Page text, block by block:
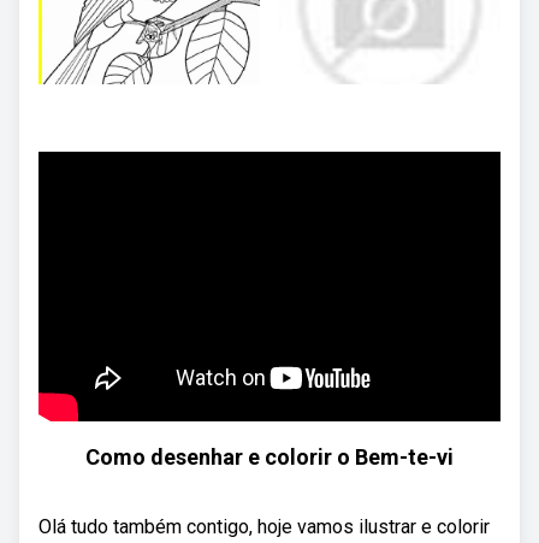
Como desenhar e colorir o Bem-te-vi
Olá tudo também contigo, hoje vamos ilustrar e colorir